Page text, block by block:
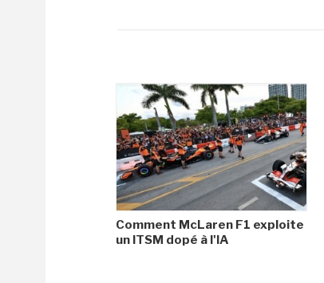
Comment McLaren F1 exploite
un ITSM dopé à l'IA